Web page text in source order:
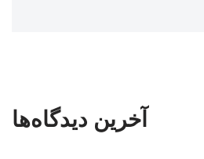
آخرین دیدگاه‌ها